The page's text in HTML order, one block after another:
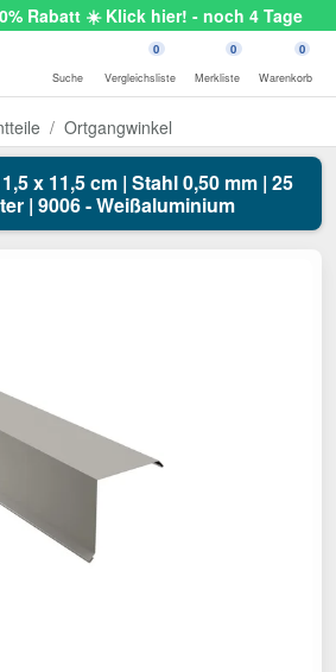
Rabatt ☀️ Klick hier! - noch 4 Tage
Suche
0
Vergleichsliste
0
Merkliste
0
Warenkorb
Ortgangwinkel
x 11,5 cm | Stahl 0,50 mm | 25
| 9006 - Weißaluminium